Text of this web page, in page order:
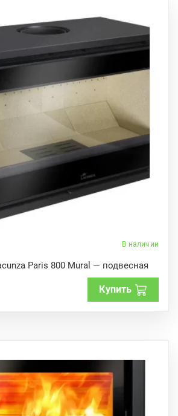
В наличии
Paris 800 Mural — подвесная
Купить